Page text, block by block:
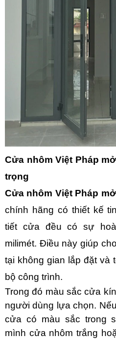
Cửa nhôm Việt Pháp
trọng
Cửa nhôm Việt Pháp
chính hãng có thiết kế
tiết cửa đều có sự
milimét. Điều này giúp
tại không gian lắp đặt và
bộ công trình.
Trong đó màu sắc cửa
người dùng lựa chọn.
cửa có màu sắc trong
mình cửa nhôm trắng